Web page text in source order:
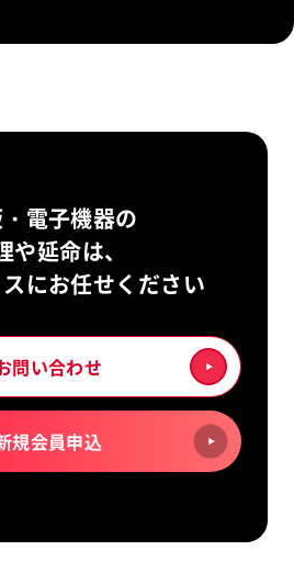
電子機器の
や延命は、
にお任せください
問い合わせ
規会員申込